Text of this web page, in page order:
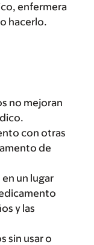
enfermera
hacerlo.
no mejoran
con otras
de
un lugar
y las
sin usar o